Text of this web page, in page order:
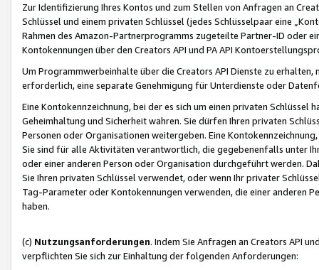
Zur Identifizierung Ihres Kontos und zum Stellen von Anfragen an
Schlüssel und einem privaten Schlüssel (jedes Schlüsselpaar eine
Rahmen des Amazon-Partnerprogramms zugeteilte Partner-ID oder
Kontokennungen über den Creators API und PA API
Um Programmwerbeinhalte über die Creators API Dienste zu
erforderlich, eine separate Genehmigung für Unterdienste oder
Eine Kontokennzeichnung, bei der es sich um einen privaten
Geheimhaltung und Sicherheit wahren. Sie dürfen Ihren privaten
Personen oder Organisationen weitergeben. Eine
Sie sind für alle Aktivitäten verantwortlich, die gegebenenfalls unter
oder einer anderen Person oder Organisation durchgeführt werden.
Sie Ihren privaten Schlüssel verwendet, oder wenn Ihr privater
Tag-Parameter oder Kontokennungen verwenden, die einer anderen
haben.
(c) Nutzungsanforderungen. Indem Sie Anfragen an Creators API
verpflichten Sie sich zur Einhaltung der folgenden Anforderungen: